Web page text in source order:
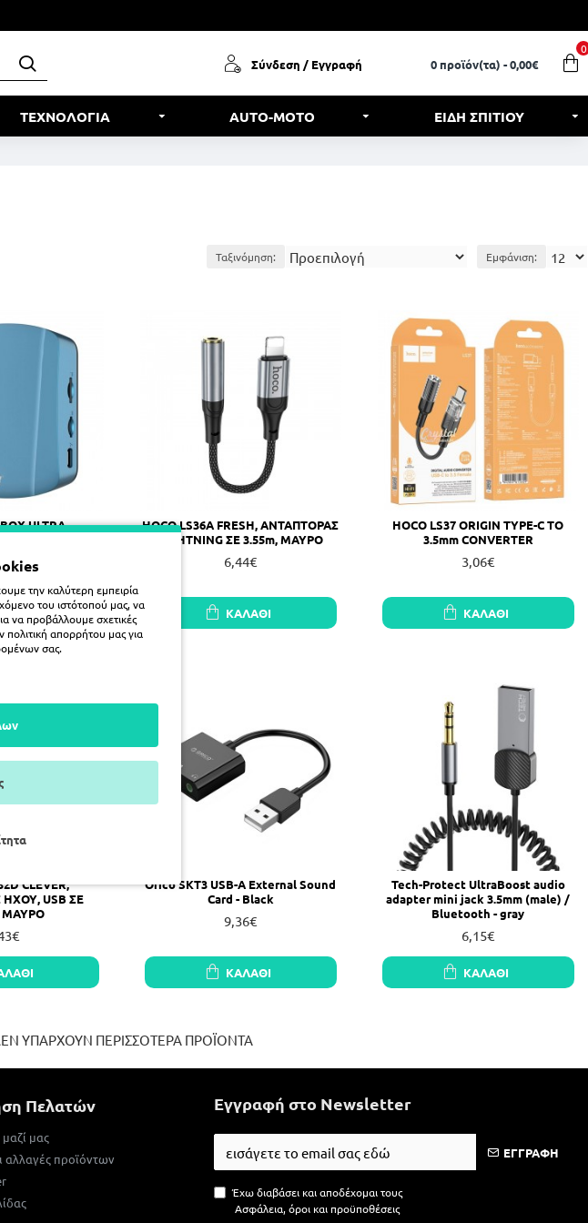
Σύνδεση / Εγγραφή 0 προϊόν(τα) - 0,00€
0
ΤΕΧΝΟΛΟΓΙΑ AUTO-MOTO ΕΙΔΗ ΣΠΙΤΙΟΥ
Ταξινόμηση: Εμφάνιση:
ULTRA
HOCO LS36A FRESH, ΑΝΤΑΠΤΟΡΑΣ
LIGHTNING ΣΕ 3.55m, ΜΑΥΡΟ
6,44€
ΚΑΛΆΘΙ
HOCO LS37 ORIGIN TYPE-C TO
3.5mm CONVERTER
3,06€
ΚΑΛΆΘΙ
CLEVER,
USB ΣΕ
ΜΑΥΡΟ
Orico SKT3 USB-A External Sound
Card - Black
9,36€
ΚΑΛΆΘΙ
Tech-Protect UltraBoost audio
adapter mini jack 3.5mm (male) /
Bluetooth - gray
6,15€
ΚΑΛΆΘΙ
ΥΠΑΡΧΟΥΝ ΠΕΡΙΣΣΟΤΕΡΑ ΠΡΟΪΟΝΤΑ
Πελατών
μας
αλλαγές προϊόντων
Εγγραφή στο Newsletter
ΕΓΓΡΑΦΗ
Έχω διαβάσει και αποδέχομαι τους
Ασφάλεια, όροι και προϋποθέσεις
την καλύτερη εμπειρία
του ιστότοπού μας, να
να προβάλλουμε σχετικές
πολιτική απορρήτου μας για
σας.